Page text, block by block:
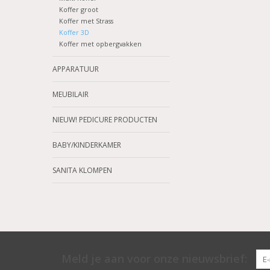
Koffer groot
Koffer met Strass
Koffer 3D
Koffer met opbergvakken
APPARATUUR
MEUBILAIR
NIEUW! PEDICURE PRODUCTEN
BABY/KINDERKAMER
SANITA KLOMPEN